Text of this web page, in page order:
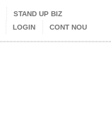
STAND UP BIZ
LOGIN CONT NOU